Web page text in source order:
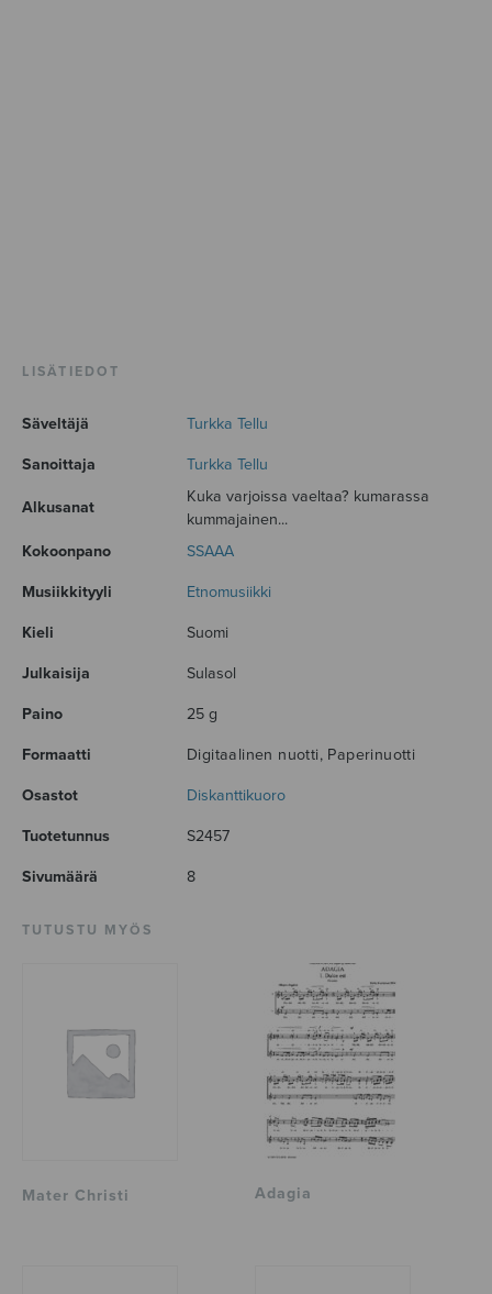
LISÄTIEDOT
Säveltäjä Turkka Tellu
Sanoittaja Turkka Tellu
Alkusanat
Kuka varjoissa vaeltaa? kumarassa
kummajainen...
Kokoonpano
SSAAA
Musiikkityyli Etnomusiikki
Kieli Suomi
Julkaisija Sulasol
Paino 25 g
Formaatti Digitaalinen nuotti, Paperinuotti
Osastot Diskanttikuoro
Tuotetunnus S2457
Sivumäärä 8
TUTUSTU MYÖS
Mater Christi Adagia